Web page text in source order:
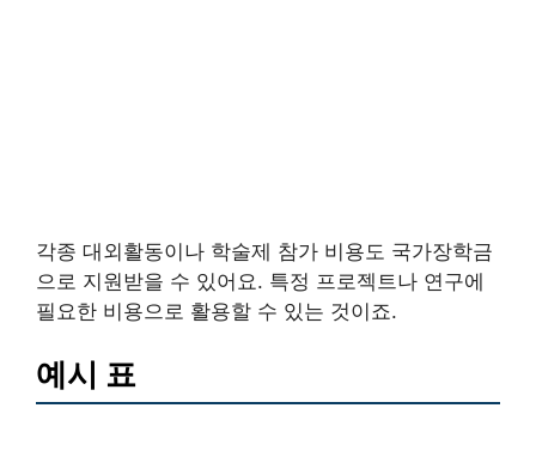
각종 대외활동이나 학술제 참가 비용도 국가장학금
으로 지원받을 수 있어요. 특정 프로젝트나 연구에
필요한 비용으로 활용할 수 있는 것이죠.
예시 표